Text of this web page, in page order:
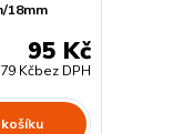
18mm
95 Kč
79 Kčbez DPH